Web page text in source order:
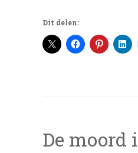
Dit delen:
De moord